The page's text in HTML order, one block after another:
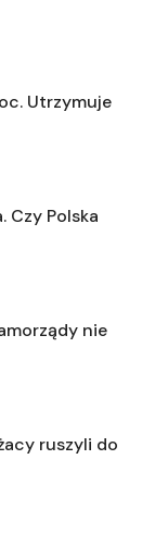
Utrzymuje
Czy Polska
nie
ruszyli do